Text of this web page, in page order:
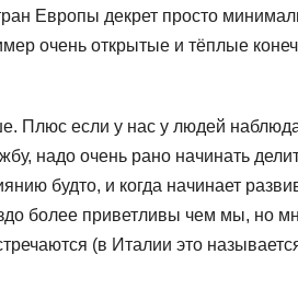
Европы декрет просто
очень открытые и тёплые
Плюс если у нас у людей
надо очень рано начинать
будто, и когда начинает
более приветливы чем мы, но
(в Италии это